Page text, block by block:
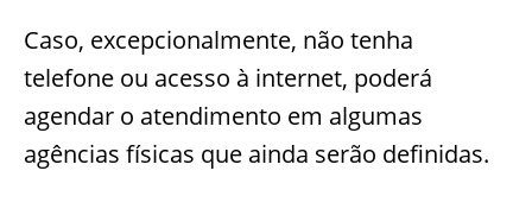
Caso, excepcionalmente, não tenha
telefone ou acesso à internet, poderá
agendar o atendimento em algumas
agências físicas que ainda serão definidas.